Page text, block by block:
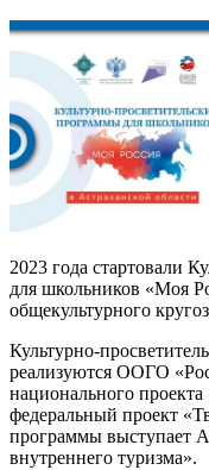
2023 года стартовали
для школьников «Моя
общекультурного
Культурно-
реализуются ООГО
национального
федеральный проект
программы выступает
внутреннего туризма».